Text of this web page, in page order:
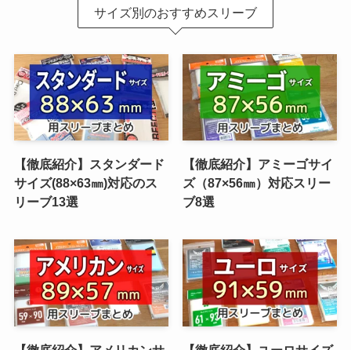
サイズ別のおすすめスリーブ
【徹底紹介】スタンダード
サイズ(88×63㎜)対応のス
リーブ13選
【徹底紹介】アミーゴサイ
ズ（87×56㎜）対応スリー
ブ8選